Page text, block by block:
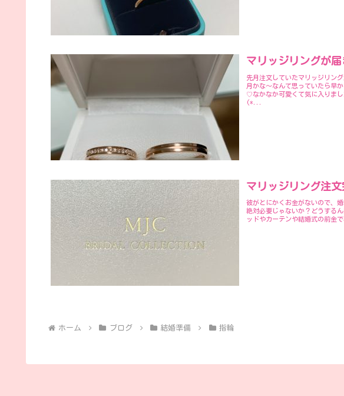
マリッジリングが届
先月注文していたマリッジリン
月かな〜なんて思っていたら早
♡なかなか可愛くて気に入りま
(*...
マリッジリング注
彼がとにかくお金がないので、
絶対必要じゃないか？どうする
ッドやカーテンや結婚式の前金
ホーム ブログ 結婚準備 指輪